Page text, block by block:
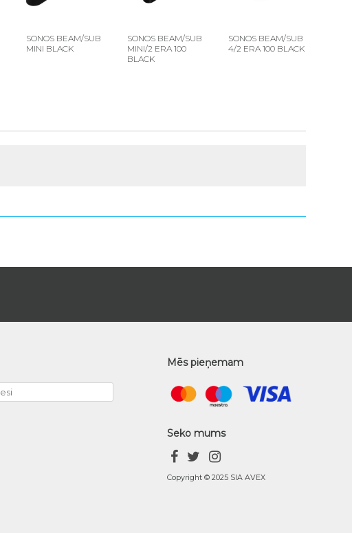
SONOS BEAM/SUB
MINI BLACK
SONOS BEAM/SUB
MINI/2 ERA 100
BLACK
SONOS BEAM/SUB
4/2 ERA 100 BLACK
Mēs pieņemam
Seko mums
Copyright © 2025 SIA AVEX